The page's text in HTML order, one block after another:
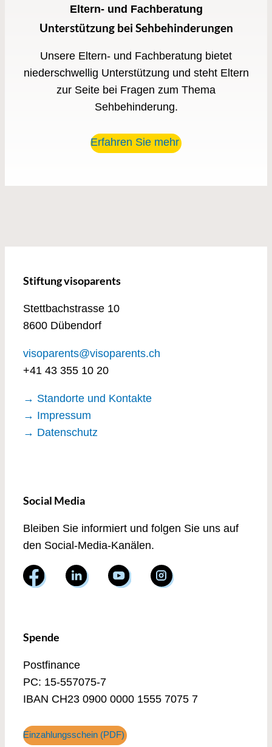
Eltern- und Fachberatung
Unterstützung bei Sehbehinderungen
Unsere Eltern- und Fachberatung bietet
niederschwellig Unterstützung und steht Eltern
zur Seite bei Fragen zum Thema
Sehbehinderung.
Erfahren Sie mehr
Stiftung visoparents
Stettbachstrasse 10
8600 Dübendorf
visoparents@visoparents.ch
+41 43 355 10 20
→ Standorte und Kontakte
→ Impressum
→ Datenschutz
Social Media
Bleiben Sie informiert und folgen Sie uns auf
den Social-Media-Kanälen.
Spende
Postfinance
PC: 15-557075-7
IBAN CH23 0900 0000 1555 7075 7
Einzahlungsschein (PDF)